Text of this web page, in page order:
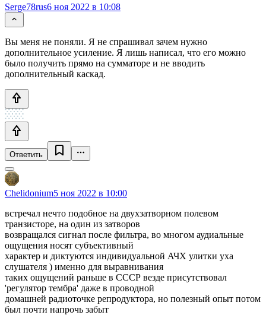
Serge78rus6 ноя 2022 в 10:08
Вы меня не поняли. Я не спрашивал зачем нужно
дополнительное усиление. Я лишь написал, что его можно
было получить прямо на сумматоре и не вводить
дополнительный каскад.
Ответить
Chelidonium5 ноя 2022 в 10:00
встречал нечто подобное на двухзатворном полевом
транзисторе, на один из затворов
возвращался сигнал после фильтра, во многом аудиальные
ощущения носят субъективный
характер и диктуются индивидуальной АЧХ улитки уха
слушателя ) именно для выравнивания
таких ощущений раньше в СССР везде присутствовал
'регулятор тембра' даже в проводной
домашней радиоточке репродуктора, но полезный опыт потом
был почти напрочь забыт